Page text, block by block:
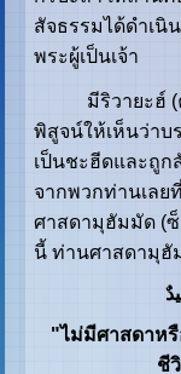
สัจธรรมได้ดำเนิ
พระผู้เป็นเจ้า
มีริวายะฮ์ (คำ
พิสูจน์ให้เห็นว่า
เป็นชะฮีดและถูก
จากพวกท่านเล
ศาสดามุฮัมมัด (ซ็
นี้ ท่านศาสดามุฮั
"ไม่มีศาสดาหรื
ชี